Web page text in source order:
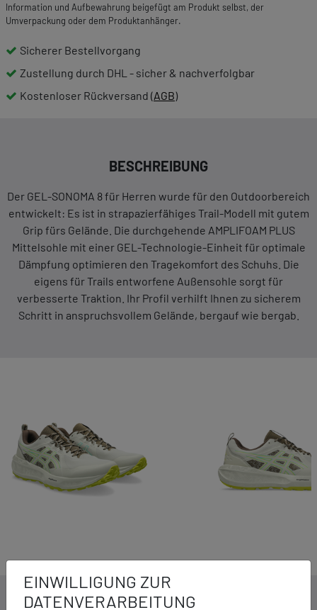
EINWILLIGUNG ZUR
DATENVERARBEITUNG
Information und Aufbewahrung beigefügt am Produkt selbst, der
Umverpackung oder dem Produktanhänger.
Sicherer Bestellvorgang
Zustellung durch DHL - sicher & nachverfolgbar
Kostenloser Rückversand (AGB)
BESCHREIBUNG
Der GEL-SONOMA 8 für Herren wurde für den Outdoorbereich
entwickelt: Es ist in strapazierfähiges Trail-Modell mit gutem
Grip fürs Gelände. Die durchgehende AMPLIFOAM PLUS
Mittelsohle mit einer GEL-Technologie-Einheit für optimale
Dämpfung optimieren den Tragekomfort des Schuhs. Die
eigens für Trails entworfene Außensohle sorgt für
verbesserte Traktion. Ihr Profil verhilft Ihnen zu sicherem
Schritt in anspruchsvollem Gelände, bergauf wie bergab.
DETAILS ZUM PRODUKT